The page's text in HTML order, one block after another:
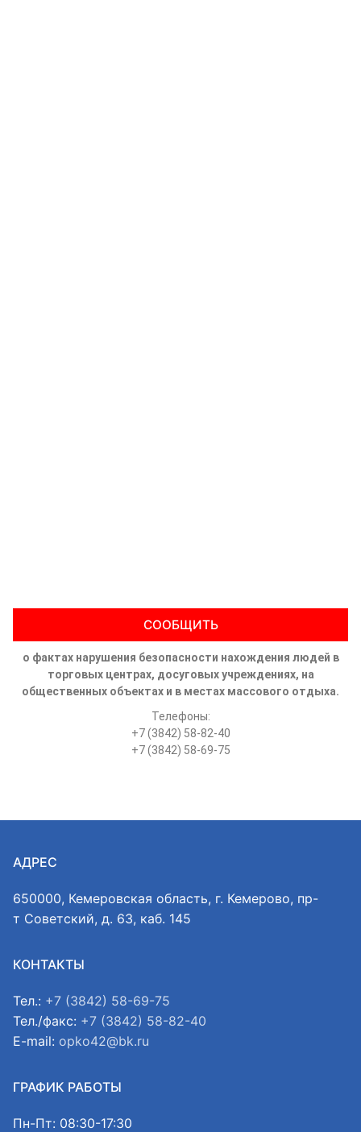
СООБЩИТЬ
о фактах нарушения безопасности нахождения людей в
торговых центрах, досуговых учреждениях, на
общественных объектах и в местах массового отдыха.
Телефоны:
+7 (3842) 58-82-40
+7 (3842) 58-69-75
АДРЕС
650000, Кемеровская область, г. Кемерово, пр-
т Советский, д. 63, каб. 145
КОНТАКТЫ
Тел.: +7 (3842) 58-69-75
Тел./факс: +7 (3842) 58-82-40
E-mail: opko42@bk.ru
ГРАФИК РАБОТЫ
Пн-Пт: 08:30-17:30